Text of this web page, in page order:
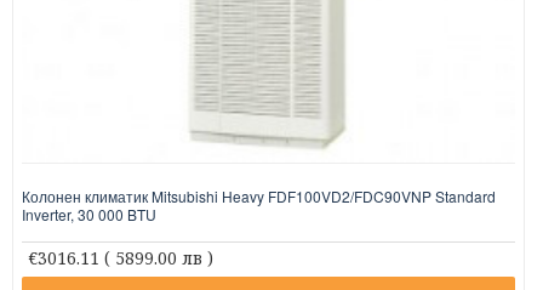
Колонен климатик Mitsubishi Heavy FDF100VD2/FDC90VNP Standard
Inverter, 30 000 BTU
€3016.11 ( 5899.00 лв )